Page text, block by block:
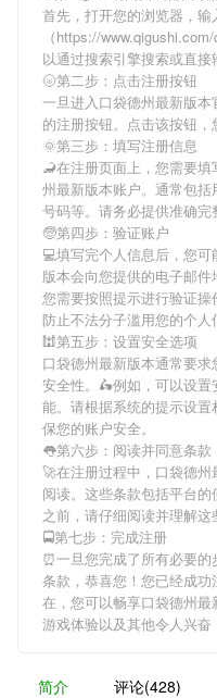
首先，打开您的浏览器，输
（https://
以通过搜索引擎搜索或直接
🌝第二步：点击注册按钮
一旦进入口袋德州最新版本
的注册按钮。点击该按钮，
🌞第三步：填写注册信息
🦂在注册页面上，您需要
州最新版本账户。通常包
号码等。请务必提供准确完
🧓第四步：验证账户
💻填写完个人信息后，您可
版本会向您提供的电子邮件
您需要按照提示进行验证
防止不法分子滥用您的个人
🕍第五步：设置安全选项
口袋德州最新版本通常要求
安全性。🛵例如，可以设
能。请根据系统的提示设
保您的账户安全。
👅第六步：阅读并同意条款
🚀在注册过程中， 口袋德州
阅读。这些条款包括平台
之前，请仔细阅读并理解这
🚍第七步：完成注册
⏰一旦您完成了所有必要的
条款，恭喜您！您已经成
在，您可以畅享口袋德州最
游戏体验以及其他令人兴奋
简介 评论(428)